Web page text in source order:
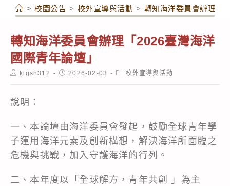
> 校園公告 > 校外宣導與活動 > 轉知海洋委員會辦理「
轉知海洋委員會辦理「2026臺灣海洋
國際青年論壇」
Postklgsh312
Post2026-02-03
Post校外宣導與活動
說明：
一、本論壇由海洋委員會發起，鼓勵全球青年學
子運用海洋元素及創新構想，解決海洋所面臨之
危機與挑戰，加入守護海洋的行列。
二、本年度以「全球解方，青年共創 」為主